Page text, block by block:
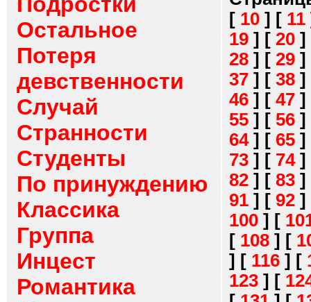
Остальное
Потеря
девственности
Случай
Странности
Студенты
По принуждению
Классика
Группа
Инцест
Романтика
[ 10 ] [ 11
19 ] [ 20 ]
28 ] [ 29 ]
37 ] [ 38 ]
46 ] [ 47 ]
55 ] [ 56 ]
64] [ 65 ]
73 ] [ 74]
82 ] [ 83 ]
91 ] [ 92 ]
100 ] [
[ 108 ] [
] [ 116 ] [
123 ] [